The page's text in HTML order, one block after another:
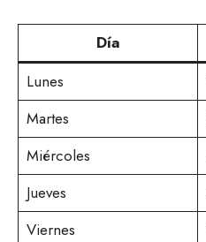
Día
Lunes
Martes
Miércoles
Jueves
Viernes